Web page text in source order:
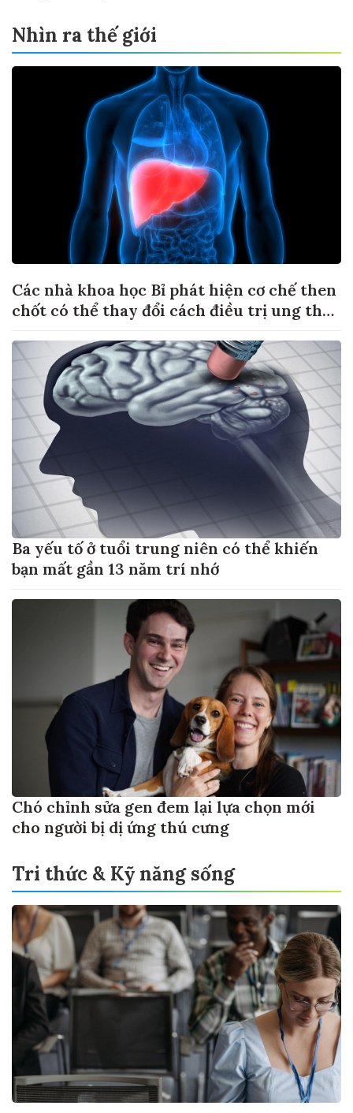
Nhìn ra thế giới
Các nhà khoa học Bỉ phát hiện cơ chế then
chốt có thể thay đổi cách điều trị ung thư
Ba yếu tố ở tuổi trung niên có thể khiến
bạn mất gần 13 năm trí nhớ
Chó chỉnh sửa gen đem lại lựa chọn mới
cho người bị dị ứng thú cưng
Tri thức & Kỹ năng sống